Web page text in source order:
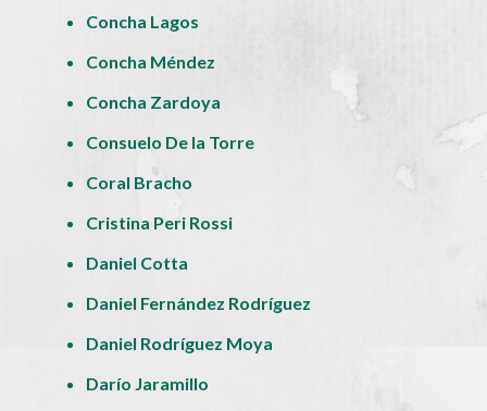
Concha Lagos
Concha Méndez
Concha Zardoya
Consuelo De la Torre
Coral Bracho
Cristina Peri Rossi
Daniel Cotta
Daniel Fernández Rodríguez
Daniel Rodríguez Moya
Darío Jaramillo